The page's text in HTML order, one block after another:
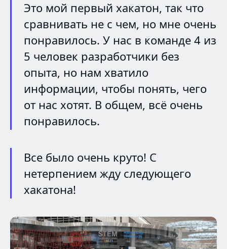
Это мой первый хакатон, так что
сравнивать не с чем, но мне очень
понравилось. У нас в команде 4 из
5 человек разработчики без
опыта, но нам хватило
информации, чтобы понять, чего
от нас хотят. В общем, всё очень
понравилось.
Все было очень круто! С
нетерпением жду следующего
хакатона!